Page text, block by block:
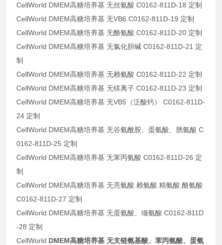
CellWorld DMEM高糖培养基 无丝氨酸 C0162-811D-18 定制
CellWorld DMEM高糖培养基 无VB6 C0162-811D-19 定制
CellWorld DMEM高糖培养基 无酪氨酸 C0162-811D-20 定制
CellWorld DMEM高糖培养基 无氯化胆碱 C0162-811D-21 定
制
CellWorld DMEM高糖培养基 无赖氨酸 C0162-811D-22 定制
CellWorld DMEM高糖培养基 无镁离子 C0162-811D-23 定制
CellWorld DMEM高糖培养基 无VB5（泛酸钙） C0162-811D-
24 定制
CellWorld DMEM高糖培养基 无谷氨酰胺、蛋氨酸、胱氨酸 C
0162-811D-25 定制
CellWorld DMEM高糖培养基 无苯丙氨酸 C0162-811D-26 定
制
CellWorld DMEM高糖培养基 无亮氨酸.赖氨酸.精氨酸.酪氨酸
C0162-811D-27 定制
CellWorld DMEM高糖培养基 无蛋氨酸、缬氨酸 C0162-811D
-28 定制
CellWorld DMEM高糖培养基 无支链氨基酸、苯丙氨酸、蛋氨